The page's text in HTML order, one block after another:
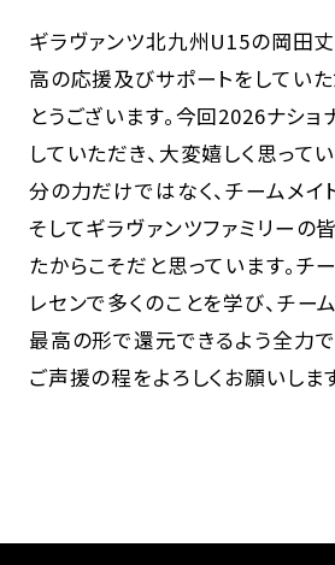
ギラヴァンツ北九州U15の岡田
高の応援及びサポートをしてい
とうございます。今回2026ナショ
していただき、大変嬉しく思って
分の力だけではなく、チームメイト
そしてギラヴァンツファミリーの
たからこそだと思っています。チ
レセンで多くのことを学び、チー
最高の形で還元できるよう全力で
ご声援の程をよろしくお願いしま